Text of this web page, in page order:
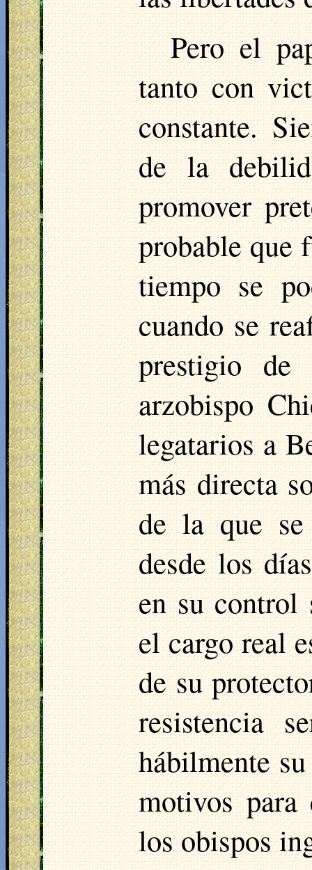
Pero el
tanto con
constante.
de la
promover
probable que
tiempo se
cuando se
prestigio
arzobispo
legatarios a
más directa
de la que
desde los
en su control
el cargo real
de su
resistencia
hábilmente
motivos para
los obispos